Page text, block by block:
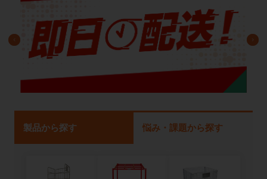
製品から探す 悩み・課題から探す